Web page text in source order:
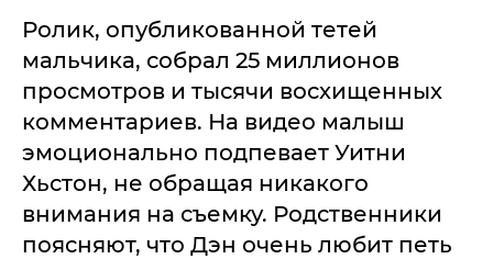
Ролик, опубликованной тетей
мальчика, собрал 25 миллионов
просмотров и тысячи восхищенных
комментариев. На видео малыш
эмоционально подпевает Уитни
Хьстон, не обращая никакого
внимания на съемку. Родственники
поясняют, что Дэн очень любит петь